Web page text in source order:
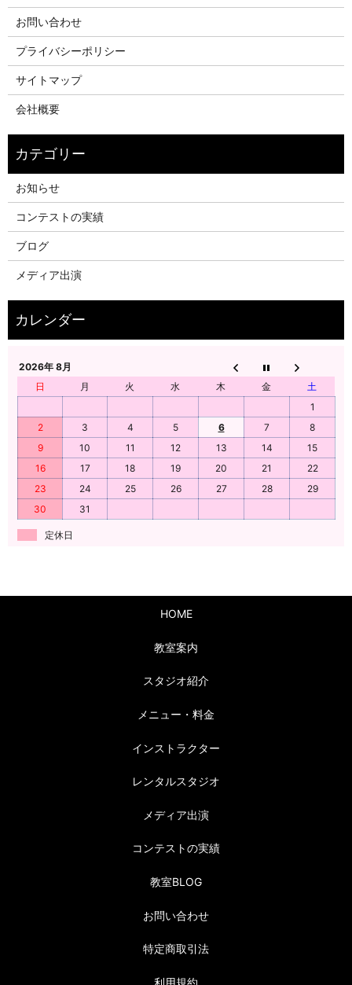
お問い合わせ
プライバシーポリシー
サイトマップ
会社概要
お知らせ
コンテストの実績
ブログ
メディア出演
2026年 8月
日
月 火 水 木 金
土
1
2
3 4 5 6 7
8
9
10 11 12 13 14
15
16
17 18 19 20 21
22
23
24 25 26 27 28
29
30
31
定休日
HOME
教室案内
スタジオ紹介
メニュー・料金
インストラクター
レンタルスタジオ
メディア出演
コンテストの実績
教室BLOG
お問い合わせ
特定商取引法
利用規約